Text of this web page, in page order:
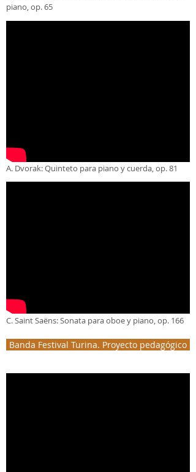
piano, op. 65
A. Dvorak: Quinteto para piano y cuerda, op. 81
C. Saint Saëns: Sonata para oboe y piano, op. 166
Banda Festival Turina. Proyecto pedagógico